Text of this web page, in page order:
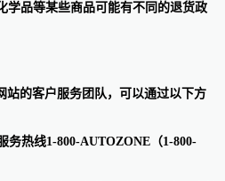
学品等某些商品可能有不同的退货政
站的客户服务团队，可以通过以下方
务热线1-800-AUTOZONE（1-800-